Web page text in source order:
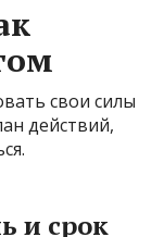
свои силы
действий,
и срок